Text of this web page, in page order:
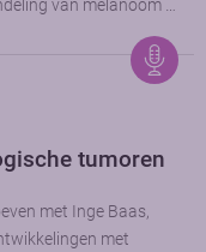
van melanoom …
tumoren
met Inge Baas,
met